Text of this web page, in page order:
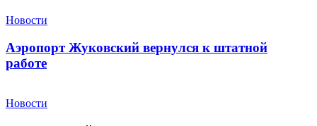
Новости
Аэропорт Жуковский вернулся к штатной
работе
Новости